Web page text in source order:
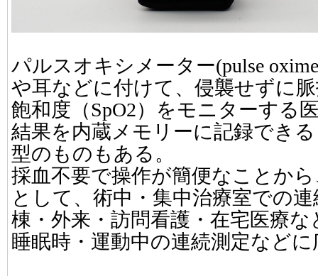
パルスオキシメーター(pulse
や耳などに付けて、侵襲せずに
飽和度（SpO2）をモニターする
結果を内蔵メモリーに記録でき
型のものもある。
採血不要で操作が簡便なことか
として、術中・集中治療室での
棟・外来・訪問看護・在宅医療
睡眠時・運動中の連続測定など